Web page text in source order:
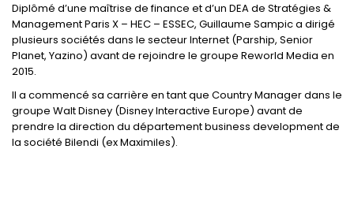
Diplômé d’une maîtrise de finance et d’un DEA de Stratégies &
Management Paris X – HEC – ESSEC, Guillaume Sampic a dirigé
plusieurs sociétés dans le secteur Internet (Parship, Senior
Planet, Yazino) avant de rejoindre le groupe Reworld Media en
2015.
Il a commencé sa carrière en tant que Country Manager dans le
groupe Walt Disney (Disney Interactive Europe) avant de
prendre la direction du département business development de
la société Bilendi (ex Maximiles).